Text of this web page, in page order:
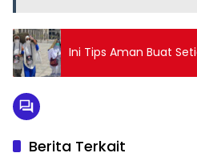
Ini Tips Aman Buat
Berita Terkait